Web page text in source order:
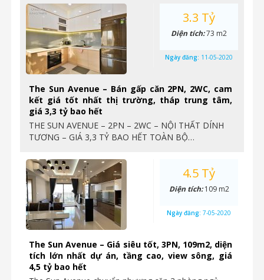
The Sun Avenue – Bán gấp căn 2PN, 2WC, cam
kết giá tốt nhất thị trường, tháp trung tâm,
giá 3,3 tỷ bao hết
THE SUN AVENUE – 2PN – 2WC – NỘI THẤT DÍNH
TƯƠNG – GIÁ 3,3 TỶ BAO HẾT TOÀN BỘ…
3.3 Tỷ
Diện tích:73 m2
Ngày đăng: 11-05-2020
The Sun Avenue – Giá siêu tốt, 3PN, 109m2, diện
tích lớn nhất dự án, tầng cao, view sông, giá
4,5 tỷ bao hết
4.5 Tỷ
Diện tích:109 m2
Ngày đăng: 7-05-2020